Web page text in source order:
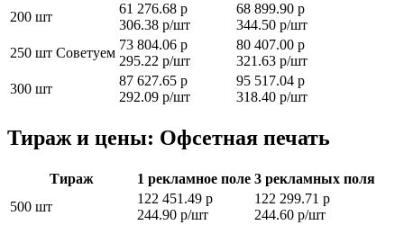
200 шт
61 276.68 р
306.38 р/шт
68 899.90 р
344.50 р/шт
250 шт Советуем
73 804.06 р
295.22 р/шт
80 407.00 р
321.63 р/шт
300 шт
87 627.65 р
292.09 р/шт
95 517.04 р
318.40 р/шт
Тираж и цены: Офсетная печать
Тираж 1 рекламное поле 3 рекламных поля
500 шт
122 451.49 р
244.90 р/шт
122 299.71 р
244.60 р/шт